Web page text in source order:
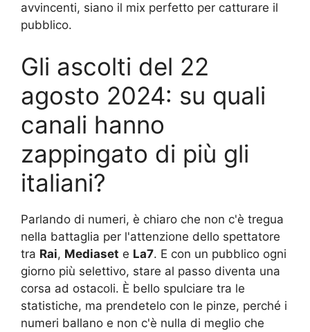
avvincenti, siano il mix perfetto per catturare il
pubblico.
Gli ascolti del 22
agosto 2024: su quali
canali hanno
zappingato di più gli
italiani?
Parlando di numeri, è chiaro che non c'è tregua
nella battaglia per l'attenzione dello spettatore
tra Rai, Mediaset e La7. E con un pubblico ogni
giorno più selettivo, stare al passo diventa una
corsa ad ostacoli. È bello spulciare tra le
statistiche, ma prendetelo con le pinze, perché i
numeri ballano e non c'è nulla di meglio che